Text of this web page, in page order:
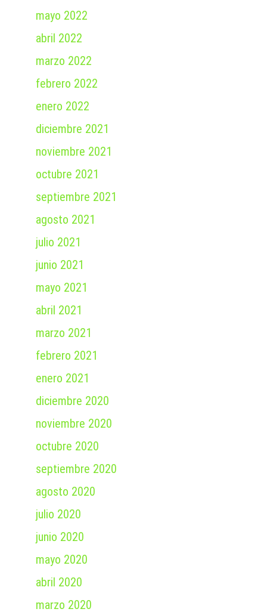
mayo 2022
abril 2022
marzo 2022
febrero 2022
enero 2022
diciembre 2021
noviembre 2021
octubre 2021
septiembre 2021
agosto 2021
julio 2021
junio 2021
mayo 2021
abril 2021
marzo 2021
febrero 2021
enero 2021
diciembre 2020
noviembre 2020
octubre 2020
septiembre 2020
agosto 2020
julio 2020
junio 2020
mayo 2020
abril 2020
marzo 2020